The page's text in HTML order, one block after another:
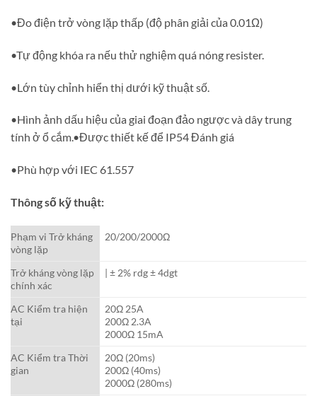
•Đo điện trở vòng lặp thấp (độ phân giải của 0.01Ω)
•Tự động khóa ra nếu thử nghiệm quá nóng resister.
•Lớn tùy chỉnh hiển thị dưới kỹ thuật số.
•Hình ảnh dấu hiệu của giai đoạn đảo ngược và dây trung
tính ở ổ cắm.•Được thiết kế để IP54 Đánh giá
•Phù hợp với IEC 61.557
Thông số kỹ thuật:
Phạm vi Trở kháng
vòng lặp
20/200/2000Ω
Trở kháng vòng lặp
chính xác
| ± 2% rdg ± 4dgt
AC Kiểm tra hiện
tại
20Ω 25A
200Ω 2.3A
2000Ω 15mA
AC Kiểm tra Thời
gian
20Ω (20ms)
200Ω (40ms)
2000Ω (280ms)